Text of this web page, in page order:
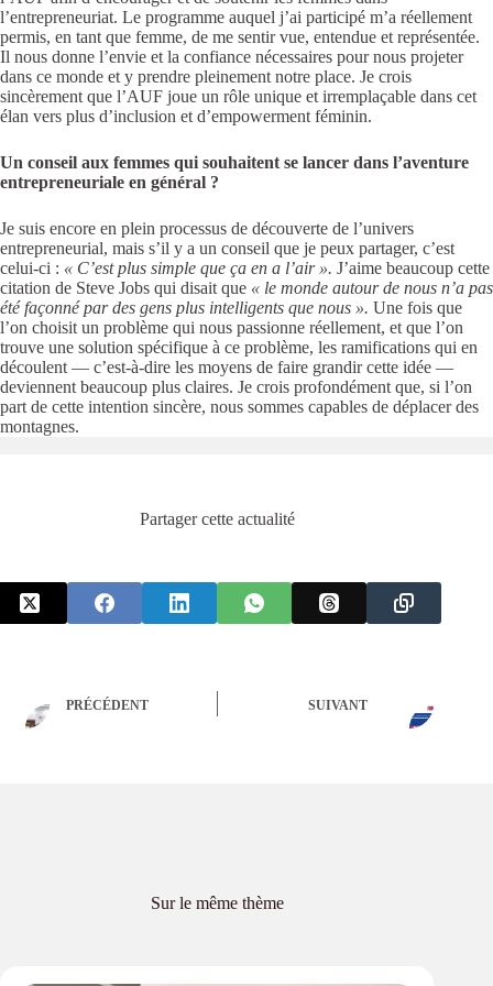
l’entrepreneuriat. Le programme auquel j’ai participé m’a réellement
permis, en tant que femme, de me sentir vue, entendue et représentée.
Il nous donne l’envie et la confiance nécessaires pour nous projeter
dans ce monde et y prendre pleinement notre place. Je crois
sincèrement que l’AUF joue un rôle unique et irremplaçable dans cet
élan vers plus d’inclusion et d’empowerment féminin.
Un conseil aux femmes qui souhaitent se lancer dans l’aventure
entrepreneuriale en général ?
Je suis encore en plein processus de découverte de l’univers
entrepreneurial, mais s’il y a un conseil que je peux partager, c’est
celui-ci : « C’est plus simple que ça en a l’air ». J’aime beaucoup cette
citation de Steve Jobs qui disait que « le monde autour de nous n’a pas
été façonné par des gens plus intelligents que nous ». Une fois que
l’on choisit un problème qui nous passionne réellement, et que l’on
trouve une solution spécifique à ce problème, les ramifications qui en
découlent — c’est-à-dire les moyens de faire grandir cette idée —
deviennent beaucoup plus claires. Je crois profondément que, si l’on
part de cette intention sincère, nous sommes capables de déplacer des
montagnes.
Partager cette actualité
PRÉCÉDENT SUIVANT
Sur le même thème